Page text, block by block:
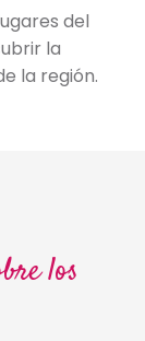
del
la
la región.
los